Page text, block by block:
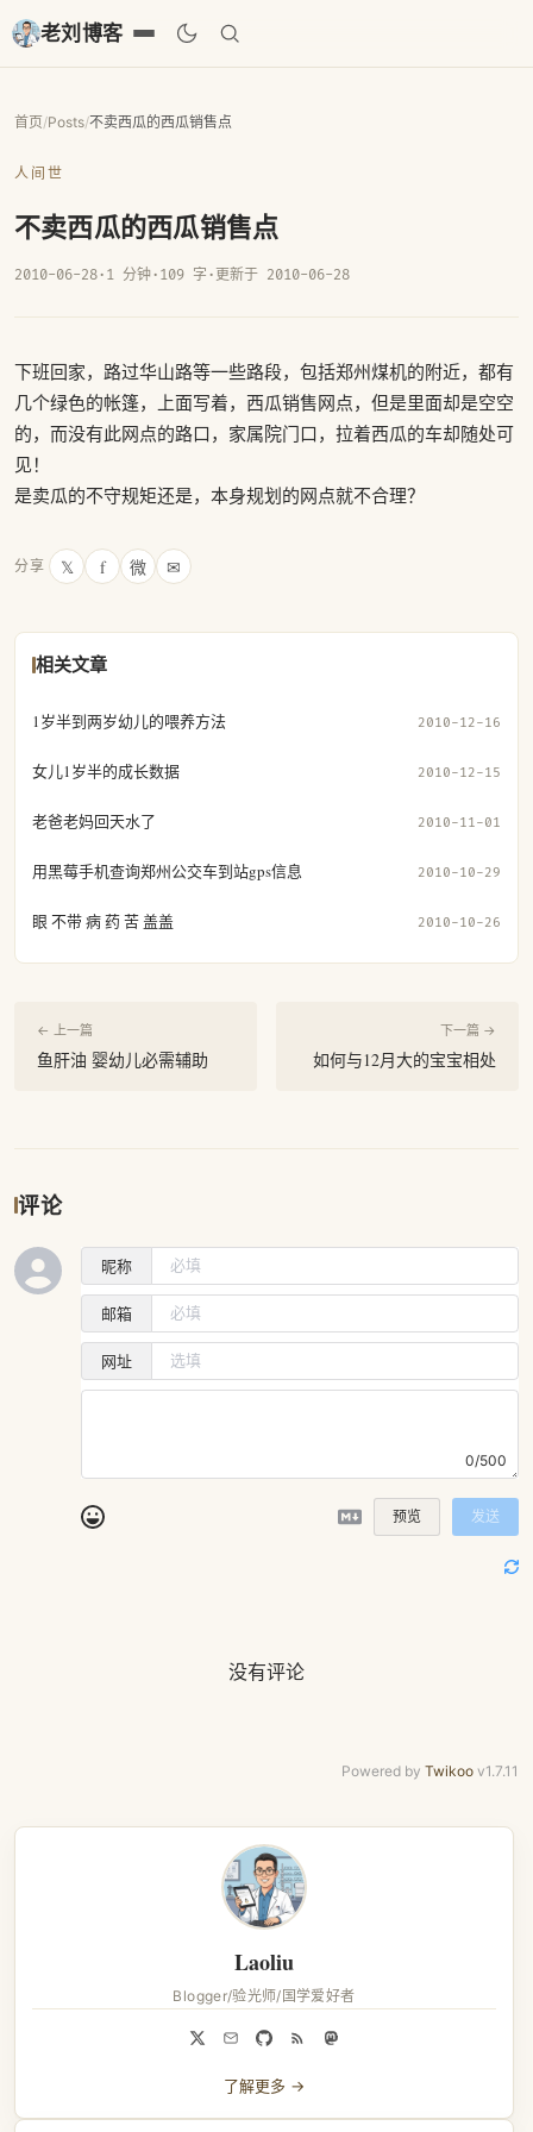
老刘博客
首页/Posts/不卖西瓜的西瓜销售点
人间世
不卖西瓜的西瓜销售点
2010-06-28· 1 分钟· 109 字 · 更新于 2010-06-28
下班回家，路过华山路等一些路段，包括郑州煤机的附近，都有
几个绿色的帐篷，上面写着，西瓜销售网点，但是里面却是空空
的，而没有此网点的路口，家属院门口，拉着西瓜的车却随处可
见！
是卖瓜的不守规矩还是，本身规划的网点就不合理？
分享 𝕏 f 微 ✉
相关文章
1岁半到两岁幼儿的喂养方法 2010-12-16
女儿1岁半的成长数据 2010-12-15
老爸老妈回天水了 2010-11-01
用黑莓手机查询郑州公交车到站gps信息 2010-10-29
眼 不带 病 药 苦 盖盖 2010-10-26
← 上一篇
鱼肝油 婴幼儿必需辅助
下一篇 →
如何与12月大的宝宝相处
评论
昵称
邮箱
网址
0/500
预览 发送
没有评论
Powered by Twikoo v1.7.11
Laoliu
Blogger/验光师/国学爱好者
了解更多 →